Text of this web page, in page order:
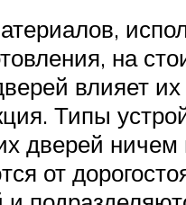
на
влияет их
Типы
дверей ничем
от